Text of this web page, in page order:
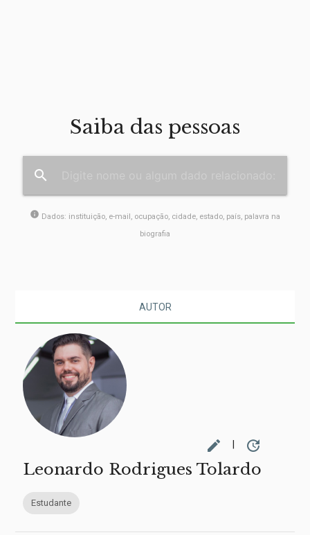
Saiba das pessoas
search
info Dados: instituição, e-mail, ocupação, cidade, estado, país, palavra na
biografia
AUTOR
edit update
Leonardo Rodrigues Tolardo
Estudante